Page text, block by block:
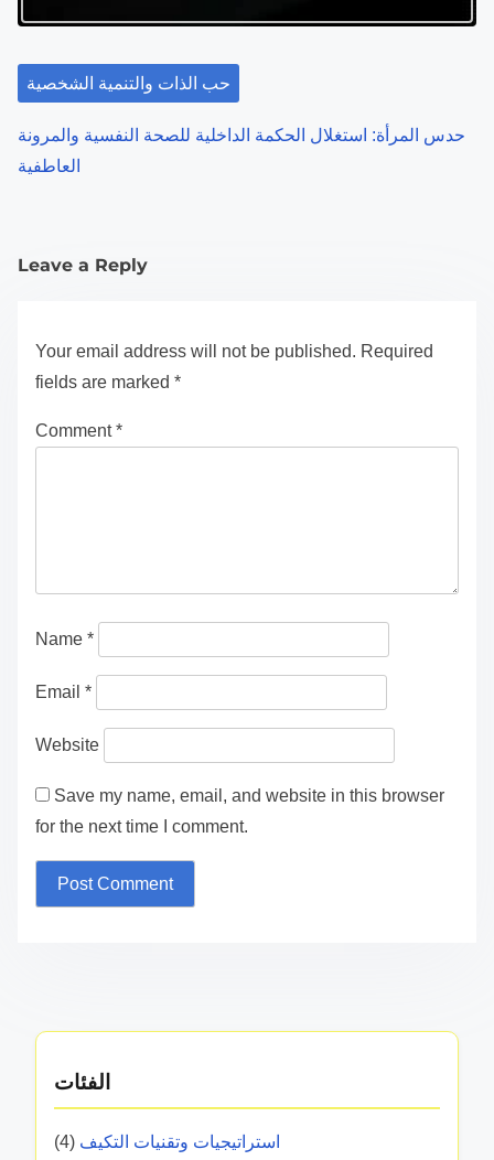
حب الذات والتنمية الشخصية
حدس المرأة: استغلال الحكمة الداخلية للصحة النفسية والمرونة
العاطفية
Leave a Reply
Your email address will not be published. Required
fields are marked *
Comment*
Name *
Email *
Website
Save my name, email, and website in this browser
for the next time I comment.
الفئات
استراتيجيات وتقنيات التكيف (4)